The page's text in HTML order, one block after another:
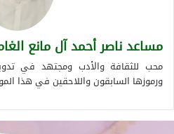
مساعد ناصر أحمد آل مانع
محب للثقافة والأدب ومجتهد في
ورموزها السابقون واللاحقين في هذا